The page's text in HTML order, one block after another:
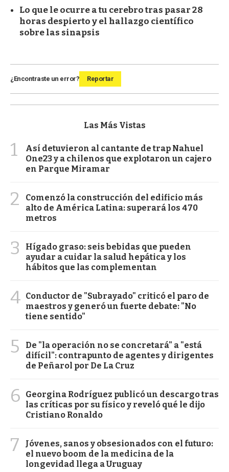
Lo que le ocurre a tu cerebro tras pasar 28
horas despierto y el hallazgo científico
sobre las sinapsis
¿Encontraste un error? Reportar
Las Más Vistas
1
Así detuvieron al cantante de trap Nahuel
One23 y a chilenos que explotaron un cajero
en Parque Miramar
2
Comenzó la construcción del edificio más
alto de América Latina: superará los 470
metros
3
Hígado graso: seis bebidas que pueden
ayudar a cuidar la salud hepática y los
hábitos que las complementan
4 Conductor de "Subrayado" criticó el paro de
maestros y generó un fuerte debate: "No
tiene sentido"
5
De "la operación no se concretará" a "está
difícil": contrapunto de agentes y dirigentes
de Peñarol por De La Cruz
6
Georgina Rodríguez publicó un descargo tras
las críticas por su físico y reveló qué le dijo
Cristiano Ronaldo
7
Jóvenes, sanos y obsesionados con el futuro:
el nuevo boom de la medicina de la
longevidad llega a Uruguay